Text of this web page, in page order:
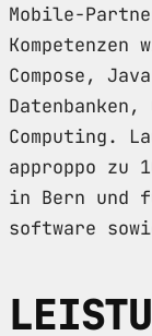
Mobile-
Compose,
Computing.
approppo zu
in Bern und
software